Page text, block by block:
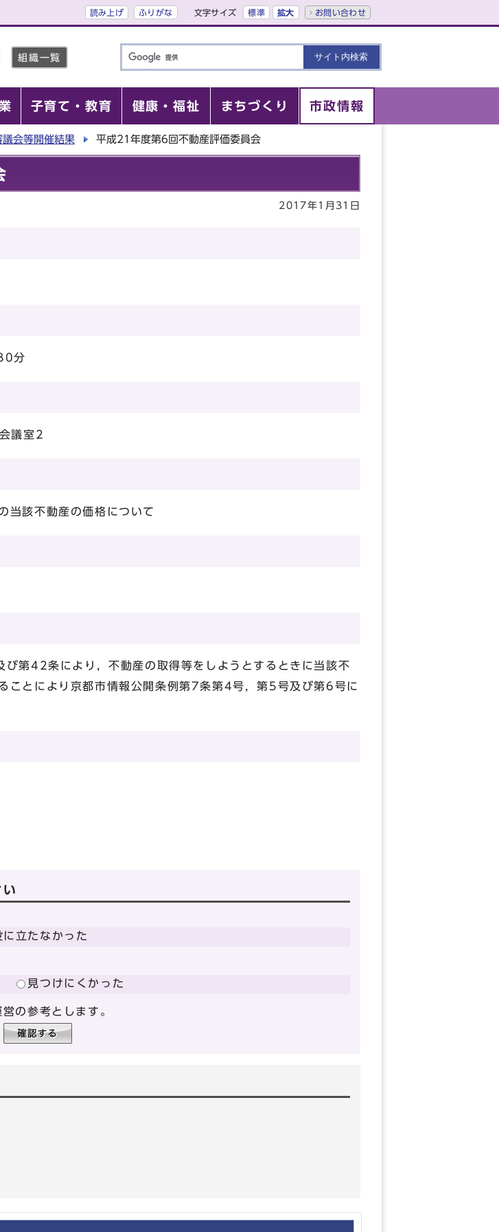
読み上げ ふりがな 文字サイズ 標準 拡大 お問い合わせ
組織一覧
子育て・教育 健康・福祉 まちづくり 市政情報
議会等開催結果 平成21年度第6回不動産評価委員会
2017年1月31日
分
議室2
当該不動産の価格について
第42条により，不動産の取得等をしようとするときに当該不
ことにより京都市情報公開条例第7条第4号，第5号及び第6号に
に立たなかった
見つけにくかった
の参考とします。